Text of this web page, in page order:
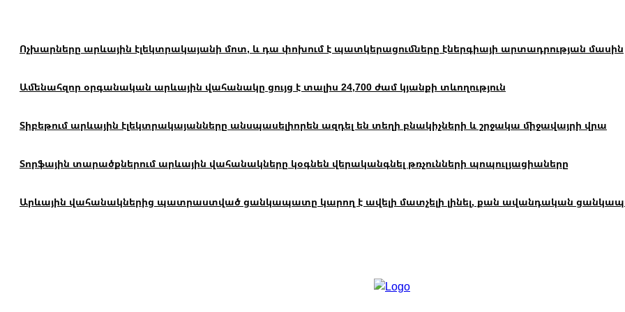
Ոչխարները արևային էլեկտրակայանի մոտ, և դա փոխում է պատկերացումները էներգիայի արտադրության մասին
Ամենահզոր օրգանական արևային վահանակը ցույց է տալիս 24,700 ժամ կյանքի տևողություն
Տիբեթում արևային էլեկտրակայանները անսպասելիորեն ազդել են տեղի բնակիչների և շրջակա միջավայրի վրա
Տորֆային տարածքներում արևային վահանակները կօգնեն վերականգնել թռչունների պոպուլյացիաները
Արևային վահանակներից պատրաստված ցանկապատը կարող է ավելի մատչելի լինել, քան ավանդական